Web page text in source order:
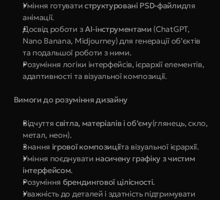
Уміння готувати структуровані PSD-файлидля
анімації.
Досвід роботи з AI-інструментами (ChatGPT,
Nano Banana, Midjourney) для генерації обʼєктів
та подальшої роботи з ними.
Розуміння логіки інтерфейсів, ієрархії елементів,
адаптивності та візуальної композиції.
Вимоги до розуміння дизайну
Відчуття світла, матеріалів і об’єму(глянець, скло,
метал, неон).
Знання ігрової композиціїта візуальної ієрархії.
Уміння поєднувати насичену графіку з чистим
інтерфейсом.
Розуміння брендингової цілісності.
Уважність до деталей і здатність підтримувати